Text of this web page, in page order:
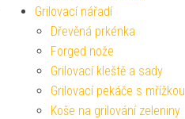
Grilovací nářadí
Dřevěná prkénka
Forged nože
Grilovací kleště a sady
Grilovací pekáče s mřížkou
Koše na grilování zeleniny